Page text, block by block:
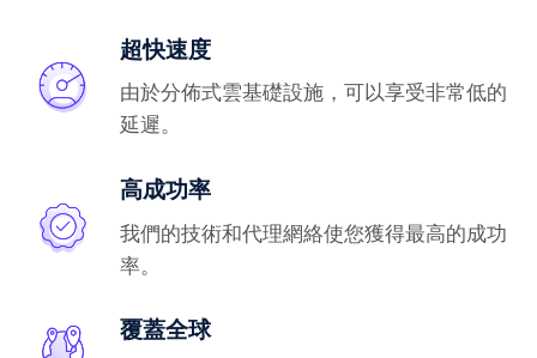
超快速度
由於分佈式雲基礎設施，可以享受非常低的
延遲。
高成功率
我們的技術和代理網絡使您獲得最高的成功
率。
覆蓋全球